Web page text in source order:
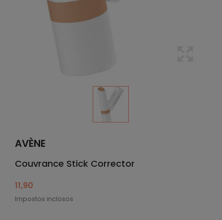
AVÈNE
Couvrance Stick Corrector
11,90
Impostos inclosos